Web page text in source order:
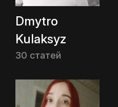
Dmytro
Kulaksyz
30 статей